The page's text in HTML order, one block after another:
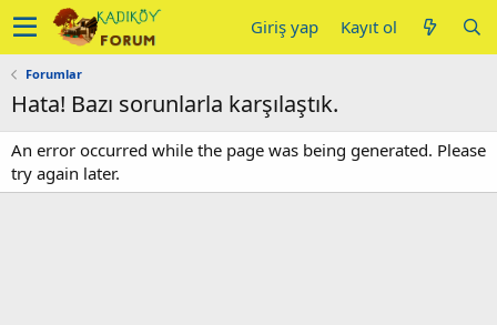
Giriş yap Kayıt ol
Forumlar
Hata! Bazı sorunlarla karşılaştık.
An error occurred while the page was being generated. Please
try again later.